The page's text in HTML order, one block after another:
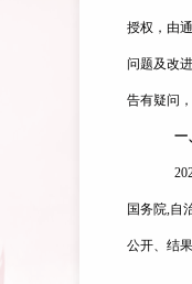
授权，由
问题及改
告有疑问
一
国务院,自
公开、结